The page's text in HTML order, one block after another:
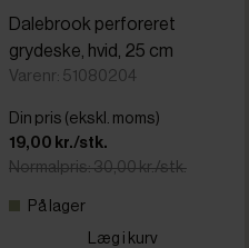
Dalebrook perforeret
grydeske, hvid, 25 cm
Varenr: 51080204
Din pris (ekskl. moms)
19,00 kr./stk.
Normalpris: 30,00 kr./stk.
På lager
Læg i kurv